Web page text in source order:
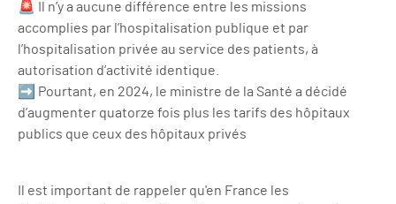
🚨 Il n’y a aucune différence entre les missions
accomplies par l’hospitalisation publique et par
l’hospitalisation privée au service des patients, à
autorisation d’activité identique.
➡ Pourtant, en 2024, le ministre de la Santé a décidé
d’augmenter quatorze fois plus les tarifs des hôpitaux
publics que ceux des hôpitaux privés
Il est important de rappeler qu'en France les